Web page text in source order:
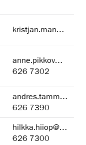
kristjan.mandmaa@artun.ee
anne.pikkov@artun.ee
626 7302
andres.tammsaar@artun.ee
626 7390
hilkka.hiiop@artun.ee
626 7300